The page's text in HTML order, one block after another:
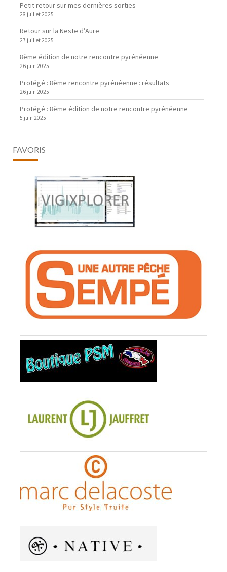
Petit retour sur mes dernières sorties
28 juillet 2025
Retour sur la Neste d’Aure
27 juillet 2025
8ème édition de notre rencontre pyrénéenne
26 juin 2025
Protégé : 8ème rencontre pyrénéenne : résultats
26 juin 2025
Protégé : 8ème édition de notre rencontre pyrénéenne
5 juin 2025
FAVORIS